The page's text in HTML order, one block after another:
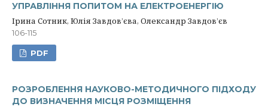
УПРАВЛІННЯ ПОПИТОМ НА ЕЛЕКТРОЕНЕРГІЮ
Ірина Сотник, Юлія Завдов’єва, Олександр Завдов’єв
106-115
PDF
РОЗРОБЛЕННЯ НАУКОВО-МЕТОДИЧНОГО ПІДХОДУ
ДО ВИЗНАЧЕННЯ МІСЦЯ РОЗМІЩЕННЯ